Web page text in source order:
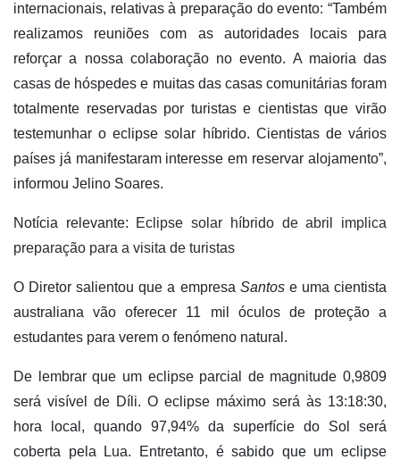
internacionais, relativas à preparação do evento: “Também
realizamos reuniões com as autoridades locais para
reforçar a nossa colaboração no evento. A maioria das
casas de hóspedes e muitas das casas comunitárias foram
totalmente reservadas por turistas e cientistas que virão
testemunhar o eclipse solar híbrido. Cientistas de vários
países já manifestaram interesse em reservar alojamento”,
informou Jelino Soares.
Notícia relevante: Eclipse solar híbrido de abril implica
preparação para a visita de turistas
O Diretor salientou que a empresa Santose uma cientista
australiana vão oferecer 11 mil óculos de proteção a
estudantes para verem o fenómeno natural.
De lembrar que um eclipse parcial de magnitude 0,9809
será visível de Díli. O eclipse máximo será às 13:18:30,
hora local, quando 97,94% da superfície do Sol será
coberta pela Lua. Entretanto, é sabido que um eclipse